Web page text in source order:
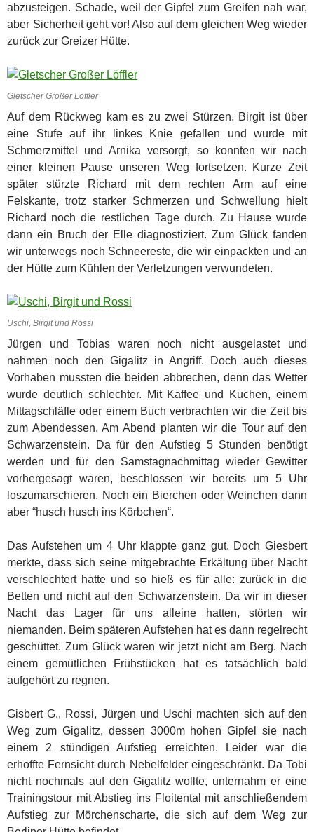
abzusteigen. Schade, weil der Gipfel zum Greifen nah war,
aber Sicherheit geht vor! Also auf dem gleichen Weg wieder
zurück zur Greizer Hütte.
Gletscher Großer Löffler
Auf dem Rückweg kam es zu zwei Stürzen. Birgit ist über
eine Stufe auf ihr linkes Knie gefallen und wurde mit
Schmerzmittel und Arnika versorgt, so konnten wir nach
einer kleinen Pause unseren Weg fortsetzen. Kurze Zeit
später stürzte Richard mit dem rechten Arm auf eine
Felskante, trotz starker Schmerzen und Schwellung hielt
Richard noch die restlichen Tage durch. Zu Hause wurde
dann ein Bruch der Elle diagnostiziert. Zum Glück fanden
wir unterwegs noch Schneereste, die wir einpackten und an
der Hütte zum Kühlen der Verletzungen verwundeten.
Uschi, Birgit und Rossi
Jürgen und Tobias waren noch nicht ausgelastet und
nahmen noch den Gigalitz in Angriff. Doch auch dieses
Vorhaben mussten die beiden abbrechen, denn das Wetter
wurde deutlich schlechter. Mit Kaffee und Kuchen, einem
Mittagschläfle oder einem Buch verbrachten wir die Zeit bis
zum Abendessen. Am Abend planten wir die Tour auf den
Schwarzenstein. Da für den Aufstieg 5 Stunden benötigt
werden und für den Samstagnachmittag wieder Gewitter
vorhergesagt waren, beschlossen wir bereits um 5 Uhr
loszumarschieren. Noch ein Bierchen oder Weinchen dann
aber “husch husch ins Körbchen“.
Das Aufstehen um 4 Uhr klappte ganz gut. Doch Giesbert
merkte, dass sich seine mitgebrachte Erkältung über Nacht
verschlechtert hatte und so hieß es für alle: zurück in die
Betten und nicht auf den Schwarzenstein. Da wir in dieser
Nacht das Lager für uns alleine hatten, störten wir
niemanden. Beim späteren Aufstehen hat es dann regelrecht
geschüttet. Zum Glück waren wir jetzt nicht am Berg. Nach
einem gemütlichen Frühstücken hat es tatsächlich bald
aufgehört zu regnen.
Gisbert G., Rossi, Jürgen und Uschi machten sich auf den
Weg zum Gigalitz, dessen 3000m hohen Gipfel sie nach
einem 2 stündigen Aufstieg erreichten. Leider war die
erhoffte Fernsicht durch Nebelfelder eingeschränkt. Da Tobi
nicht nochmals auf den Gigalitz wollte, unternahm er eine
Trainingstour mit Abstieg ins Floitental mit anschließendem
Aufstieg zur Mörchenscharte, die sich auf dem Weg zur